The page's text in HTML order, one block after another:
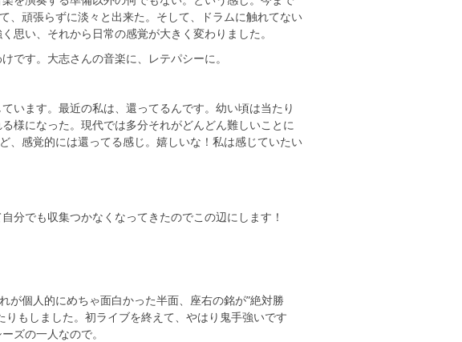
、頑張らずに淡々と出来た。そして、ドラムに触れてない
思い、それから日常の感覚が大きく変わりました。
です。大志さんの音楽に、レテパシーに。
います。最近の私は、還ってるんです。幼い頃は当たり
様になった。現代では多分それがどんどん難しいことに
、感覚的には還ってる感じ。嬉しいな！私は感じていたい
分でも収集つかなくなってきたのでこの辺にします！
が個人的にめちゃ面白かった半面、座右の銘が”絶対勝
もしました。初ライブを終えて、やはり鬼手強いです
ズの一人なので。